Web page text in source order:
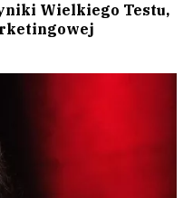
Wielkiego Testu,